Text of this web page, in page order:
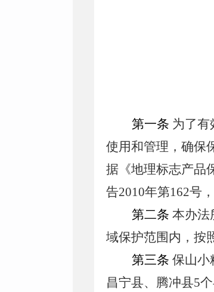
第一条 为了有
使用和管理，确保
据《地理标志产品
告2010年第162号
第二条 本办法
域保护范围内，按
第三条 保山小
昌宁县、腾冲县5